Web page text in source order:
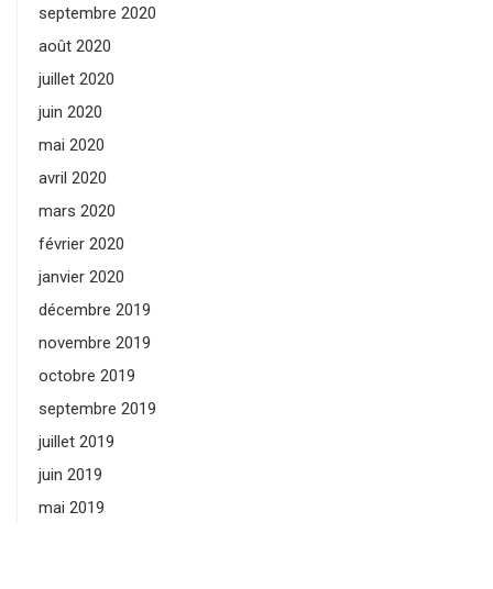
septembre 2020
août 2020
juillet 2020
juin 2020
mai 2020
avril 2020
mars 2020
février 2020
janvier 2020
décembre 2019
novembre 2019
octobre 2019
septembre 2019
juillet 2019
juin 2019
mai 2019